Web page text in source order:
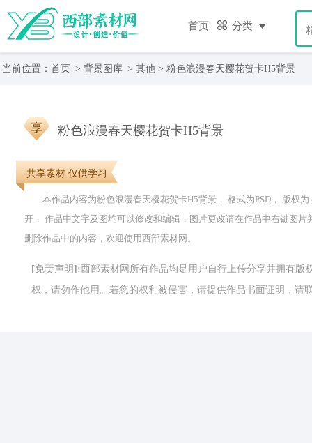
首页 分类
当前位置： 首页 > 背景图库 > 其他 > 粉色浪漫春天樱花贺卡H5背景
共享素材 仅供学习
粉色浪漫春天樱花贺卡H5背景
本作品内容为粉色浪漫春天樱花贺卡H5背景， 格式为PSD， 版权
开， 作品中文字及图均可以修改和编辑，图片更改请在作品中右键图
删除作品中的内容，欢迎使用西部素材网。
[免责声明]:西部素材网所有作品均是用户自行上传分享并拥有
权，请勿作他用。若您的权利被侵害，请提供作品书面证明，请